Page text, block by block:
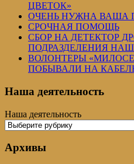
ЦВЕТОК»
ОЧЕНЬ НУЖНА ВАША
СРОЧНАЯ ПОМОЩЬ
СБОР НА ДЕТЕКТОР
ПОДРАЗДЕЛЕНИЯ
ВОЛОНТЕРЫ
ПОБЫВАЛИ НА
Наша деятельность
Наша деятельность
Архивы